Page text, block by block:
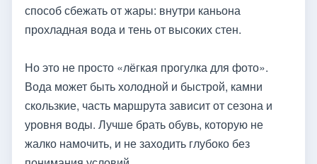
способ сбежать от жары: внутри каньона
прохладная вода и тень от высоких стен.
Но это не просто «лёгкая прогулка для фото».
Вода может быть холодной и быстрой, камни
скользкие, часть маршрута зависит от сезона и
уровня воды. Лучше брать обувь, которую не
жалко намочить, и не заходить глубоко без